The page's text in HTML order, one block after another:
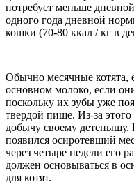
потребует меньше
одного года дневной
кошки (70-80 ккал / кг в
Обычно месячные котята,
основном молоко, если
поскольку их зубы уже
твердой пище. Из-за
добычу своему
появился осиротевший
через четыре недели его
должен основываться в
для котят.